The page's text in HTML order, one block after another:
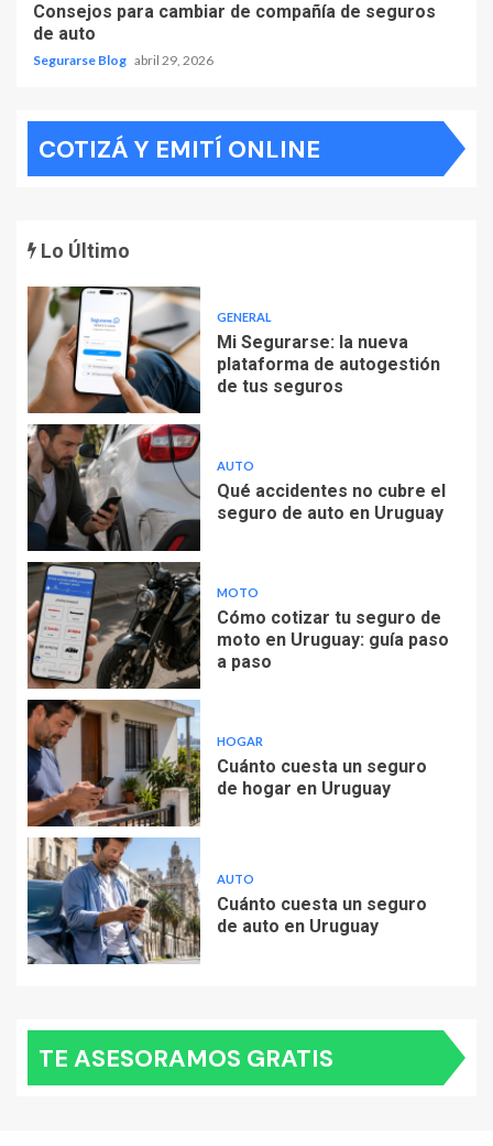
Consejos para cambiar de compañía de seguros
de auto
Segurarse Blog abril 29, 2026
COTIZÁ Y EMITÍ ONLINE
Lo Último
GENERAL
Mi Segurarse: la nueva
plataforma de autogestión
de tus seguros
AUTO
Qué accidentes no cubre el
seguro de auto en Uruguay
MOTO
Cómo cotizar tu seguro de
moto en Uruguay: guía paso
a paso
HOGAR
Cuánto cuesta un seguro
de hogar en Uruguay
AUTO
Cuánto cuesta un seguro
de auto en Uruguay
TE ASESORAMOS GRATIS